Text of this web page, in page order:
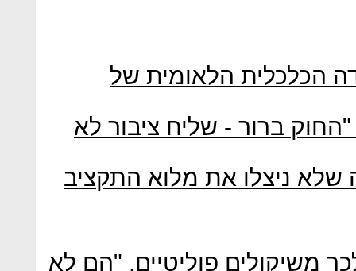
הכלכלית הלאומית של
"החוק ברור - שליח ציבור לא
ניצלו את מלוא התקציב
משיקולים פוליטיים. "הם לא